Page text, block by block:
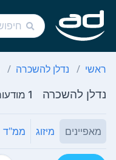
ראשי נדלן להשכרה
נדלן להשכרה 1 מודעות
מאפיינים מיזוג ממ"ד